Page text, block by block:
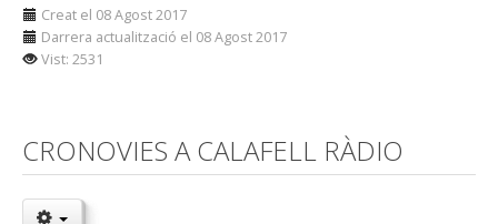
Creat el 08 Agost 2017
Darrera actualització el 08 Agost 2017
Vist: 2531
CRONOVIES A CALAFELL RÀDIO